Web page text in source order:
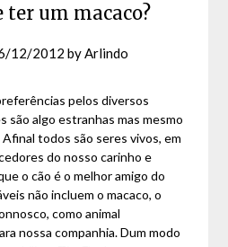
ter um macaco?
12/2012 byArlindo
pelos diversos
são algo estranhas mas mesmo
todos são seres vivos, em
do nosso carinho e
o cão é o melhor amigo do
não incluem o macaco, o
como animal
nossa companhia. Dum modo